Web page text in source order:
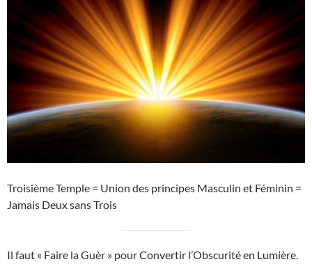
Troisième Temple = Union des principes Masculin et Féminin =
Jamais Deux sans Trois
Il faut « Faire la Guèr » pour Convertir l’Obscurité en Lumière.